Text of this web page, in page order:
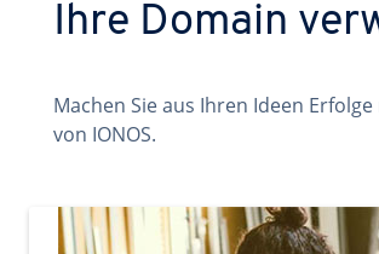
Ihre Domain
Machen Sie aus Ihren Ideen
von IONOS.